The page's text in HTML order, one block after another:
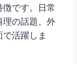
です。日常
理の話題、外
活躍しま